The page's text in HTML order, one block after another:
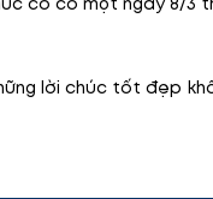
lời chúc tốt đẹp